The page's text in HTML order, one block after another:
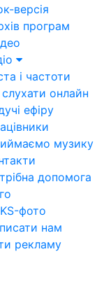
версія
програм
і частоти
онлайн
ефіру
музику
допомога
фото
нам
рекламу